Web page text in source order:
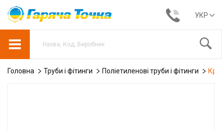
УКР
Головна Труби і фітинги Поліетиленові труби і фітинги